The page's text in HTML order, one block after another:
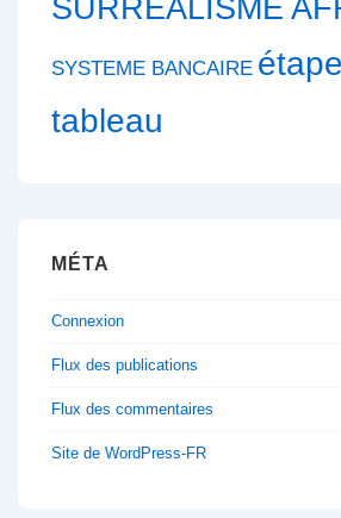
SURREALISME
SYSTEME BANCAIRE
tableau
MÉTA
Connexion
Flux des publications
Flux des commentaires
Site de WordPress-FR